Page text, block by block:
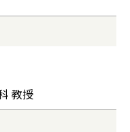
教授